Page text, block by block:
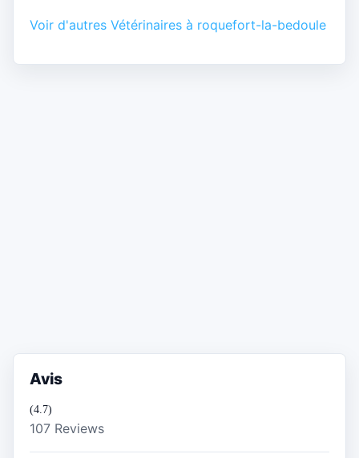
Voir d'autres Vétérinaires à roquefort-la-bedoule
Avis
(4.7)
107 Reviews